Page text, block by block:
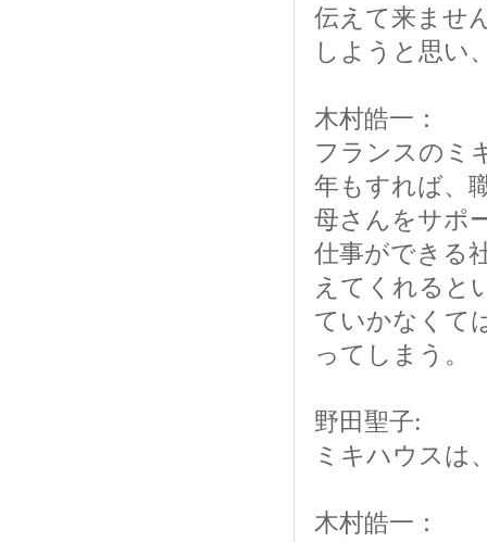
伝えて来ませ
しようと思い
木村皓一：
フランスのミ
年もすれば、
母さんをサポ
仕事ができる
えてくれると
ていかなくて
ってしまう。
野田聖子:
ミキハウスは
木村皓一：